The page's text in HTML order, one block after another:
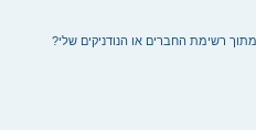
רשימת החברים או הנודניקים שלי?